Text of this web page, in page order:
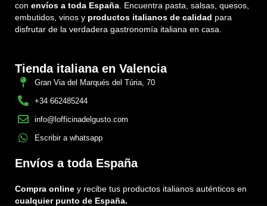
con envíos a toda España . Encuentra pasta, salsas, quesos,
embutidos, vinos y productos italianos de calidad para
disfrutar de la verdadera gastronomía italiana en casa.
Tienda italiana en Valencia
Gran Via del Marqués del Túria, 70
+34 662485244
info@lofficinadelgusto.com
Escribir a whatsapp
Envíos a toda España
Compra online y recibe tus productos italianos auténticos en
cualquier punto de España.